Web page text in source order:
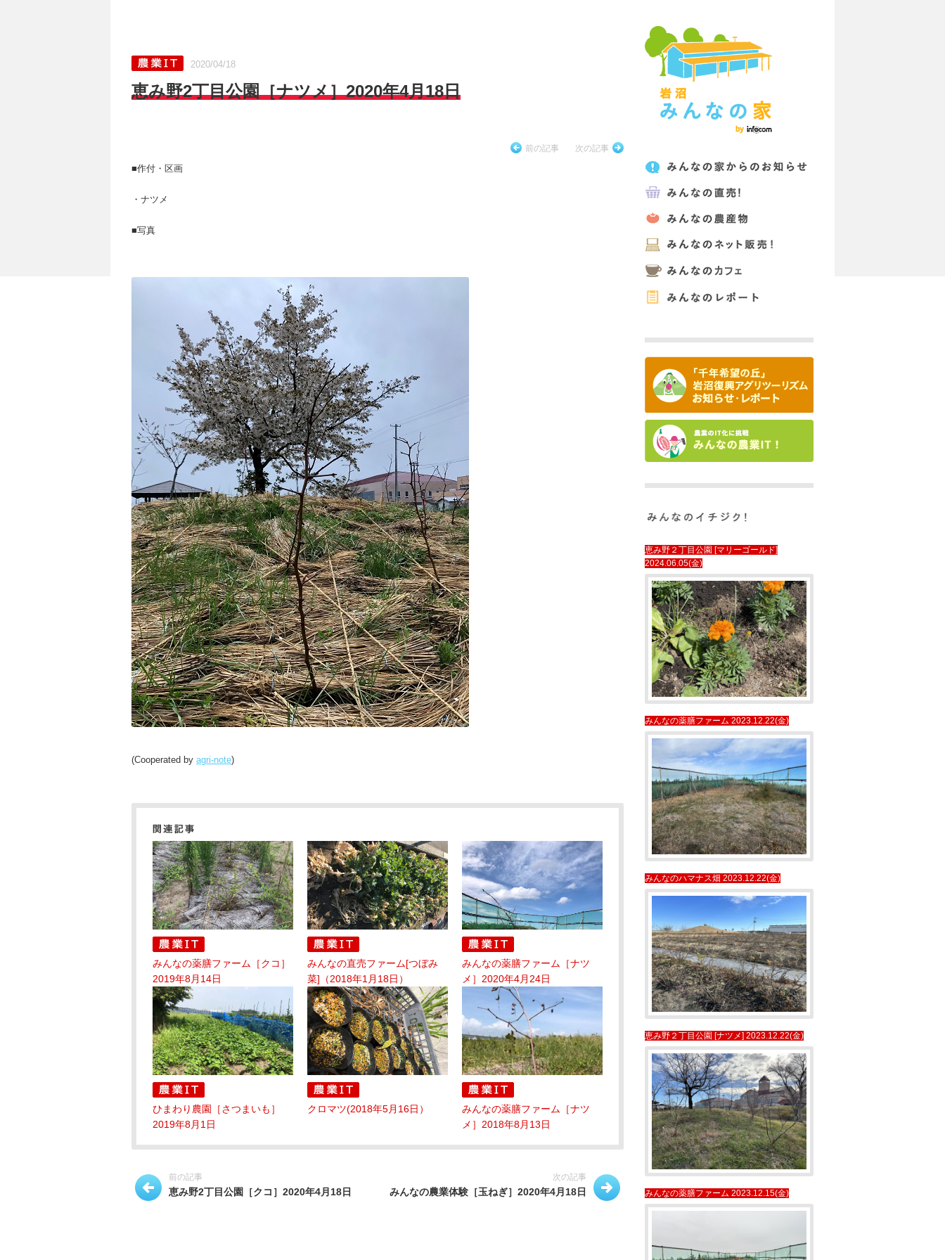
2020/04/18
恵み野2丁目公園［ナツメ］2020年4月18日
前の記事 次の記事
■作付・区画
・ナツメ
■写真
(Cooperated by agri-note)
みんなの薬膳ファーム［クコ］
2019年8月14日
みんなの直売ファーム[つぼみ
菜]（2018年1月18日）
みんなの薬膳ファーム［ナツ
メ］2020年4月24日
ひまわり農園［さつまいも］
2019年8月1日
クロマツ(2018年5月16日）
みんなの薬膳ファーム［ナツ
メ］2018年8月13日
前の記事
恵み野2丁目公園［クコ］2020年4月18日
次の記事
みんなの農業体験［玉ねぎ］2020年4月18日
恵み野２丁目公園 [マリーゴールド]
2024.06.05(金)
みんなの薬膳ファーム 2023.12.22(金)
みんなのハマナス畑 2023.12.22(金)
恵み野２丁目公園 [ナツメ] 2023.12.22(金)
みんなの薬膳ファーム 2023.12.15(金)